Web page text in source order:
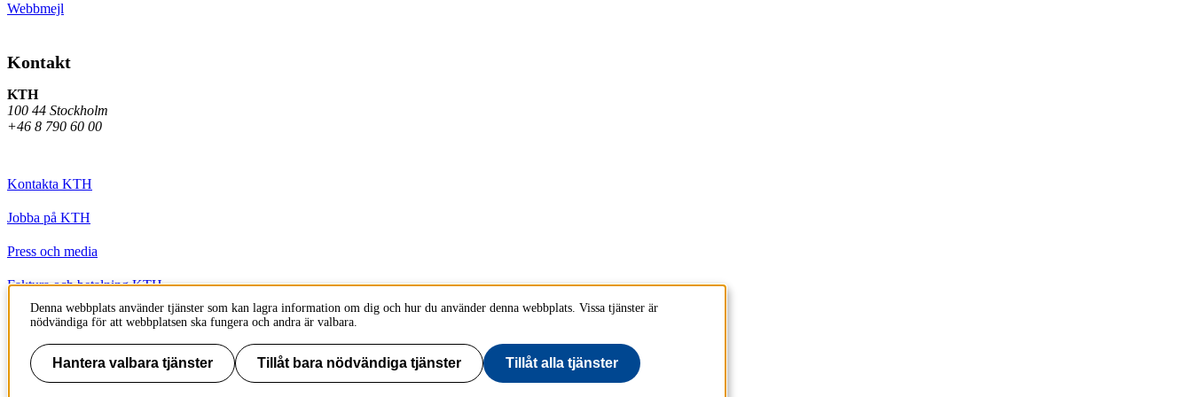
Webbmejl
Kontakt
KTH
100 44 Stockholm
+46 8 790 60 00
Kontakta KTH
Jobba på KTH
Press och media
Faktura och betalning KTH
Om KTH:s webbplatser
Tillgänglighetsredogörelse
Denna webbplats använder tjänster som kan lagra information om dig och hur du använder denna webbplats. Vissa tjänster är
nödvändiga för att webbplatsen ska fungera och andra är valbara.
Hantera valbara tjänster Tillåt bara nödvändiga tjänster Tillåt alla tjänster